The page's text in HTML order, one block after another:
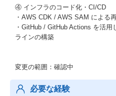
④ インフラのコード化・CI/CD
・AWS CDK / AWS SAM による
・GitHub / GitHub Actions を活
ラインの構築
変更の範囲：確認中
必要な経験